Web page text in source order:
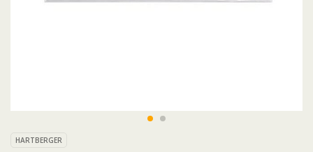
HARTBERGER